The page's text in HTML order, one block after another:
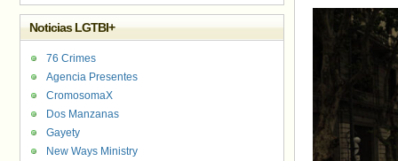
Noticias LGTBI+
76 Crimes
Agencia Presentes
CromosomaX
Dos Manzanas
Gayety
New Ways Ministry